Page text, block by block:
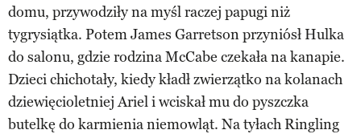
domu, przywodziły na myśl raczej papugi niż
tygrysiątka. Potem James Garretson przyniósł Hulka
do salonu, gdzie rodzina McCabe czekała na kanapie.
Dzieci chichotały, kiedy kładł zwierzątko na kolanach
dziewięcioletniej Ariel i wciskał mu do pyszczka
butelkę do karmienia niemowląt. Na tyłach Ringling